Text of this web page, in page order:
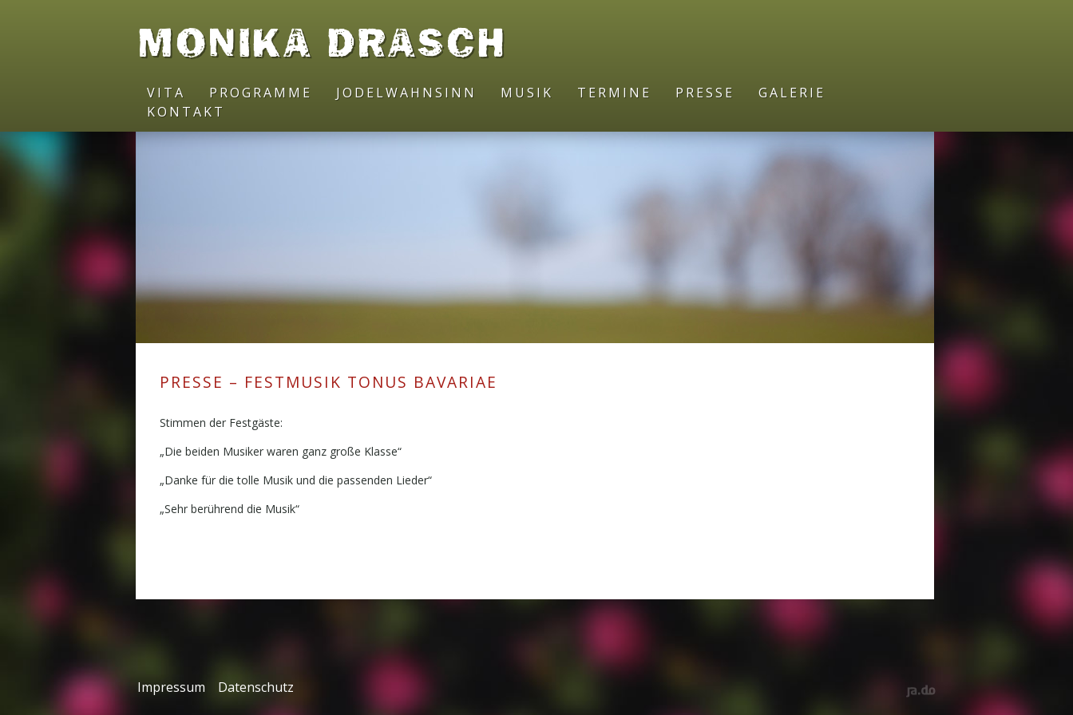
MONIKA DRASCH
VITA PROGRAMME JODELWAHNSINN MUSIK TERMINE PRESSE
GALERIE
KONTAKT
PRESSE – FESTMUSIK TONUS BAVARIAE
Stimmen der Festgäste:
„Die beiden Musiker waren ganz große Klasse“
„Danke für die tolle Musik und die passenden Lieder“
„Sehr berührend die Musik“
Impressum Datenschutz